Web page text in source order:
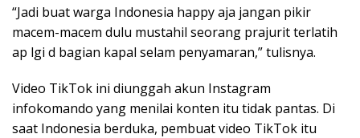
“Jadi buat warga Indonesia happy aja jangan pikir
macem-macem dulu mustahil seorang prajurit terlatih
ap lgi d bagian kapal selam penyamaran,” tulisnya.
Video TikTok ini diunggah akun Instagram
infokomando yang menilai konten itu tidak pantas. Di
saat Indonesia berduka, pembuat video TikTok itu